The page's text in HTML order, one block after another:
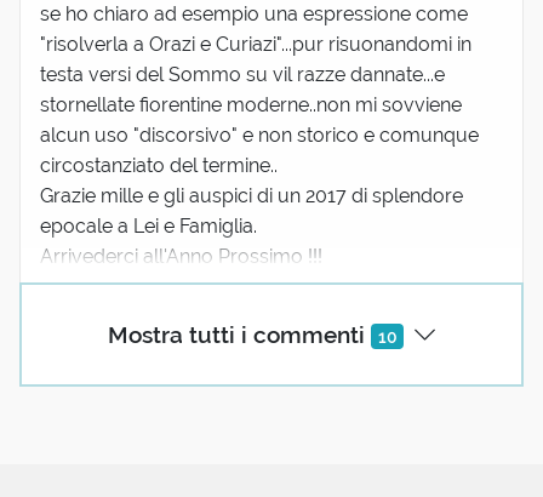
Mostra tutti i commenti 10
se ho chiaro ad esempio una espressione come
"risolverla a Orazi e Curiazi"...pur risuonandomi in
testa versi del Sommo su vil razze dannate...e
stornellate fiorentine moderne..non mi sovviene
alcun uso "discorsivo" e non storico e comunque
circostanziato del termine..
Grazie mille e gli auspici di un 2017 di splendore
epocale a Lei e Famiglia.
Arrivederci all'Anno Prossimo !!!
30 Dicembre 2016 08:05